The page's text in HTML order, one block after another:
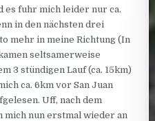
es fuhr mich leider nur ca.
in den nächsten drei
mehr in meine Richtung (In
seltsamerweise
3 stündigen Lauf (ca. 15km)
ca. 6km vor San Juan
Uff, nach dem
mich nun erstmal wieder an